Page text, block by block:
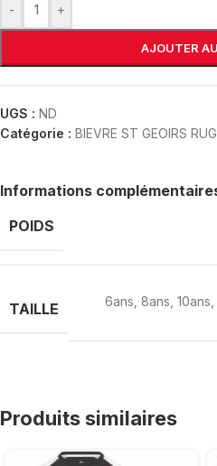
- +
AJOUTER
UGS : ND
Catégorie : BIEVRE ST GEOIRS
Informations
POIDS
TAILLE 6ans 8ans 10ans
Produits similaires